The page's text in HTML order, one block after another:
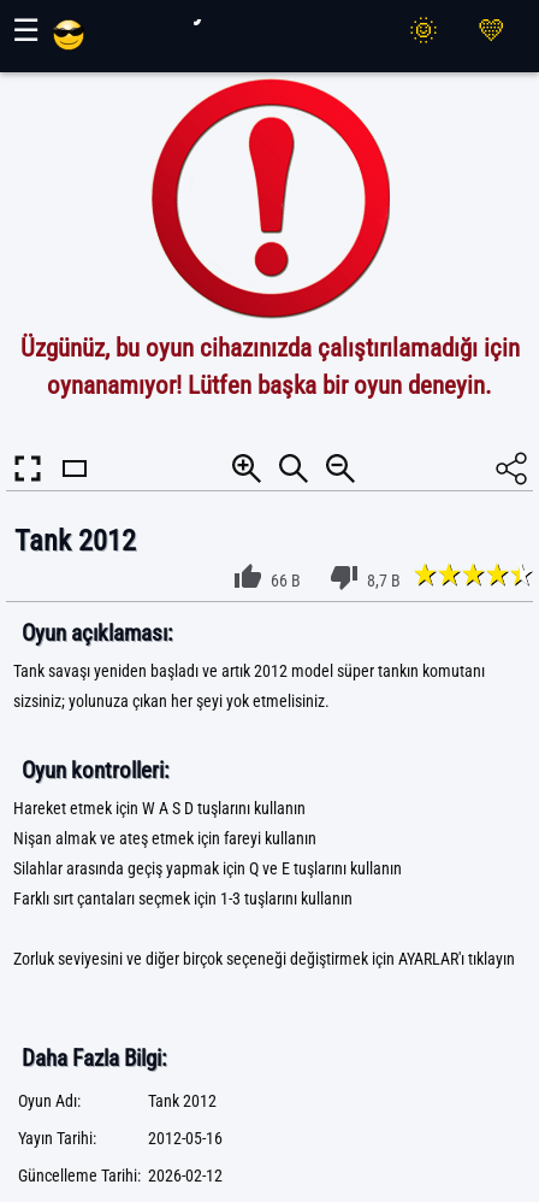
☰
Üzgünüz, bu oyun cihazınızda çalıştırılamadığı için
oynanamıyor! Lütfen başka bir oyun deneyin.
Tank 2012
66 B 8,7 B
Oyun açıklaması:
Tank savaşı yeniden başladı ve artık 2012 model süper tankın komutanı
sizsiniz; yolunuza çıkan her şeyi yok etmelisiniz.
Oyun kontrolleri:
Hareket etmek için W A S D tuşlarını kullanın
Nişan almak ve ateş etmek için fareyi kullanın
Silahlar arasında geçiş yapmak için Q ve E tuşlarını kullanın
Farklı sırt çantaları seçmek için 1-3 tuşlarını kullanın
Zorluk seviyesini ve diğer birçok seçeneği değiştirmek için AYARLAR'ı tıklayın
Daha Fazla Bilgi:
Oyun Adı:
Tank 2012
Yayın Tarihi:
2012-05-16
Güncelleme Tarihi: 2026-02-12